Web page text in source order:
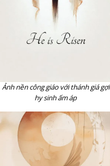
Ảnh nền công giáo với thánh giá gợi
hy sinh ấm áp